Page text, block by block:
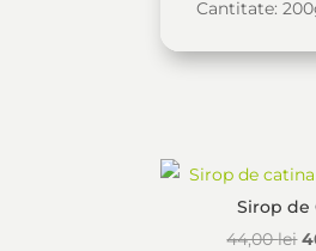
Cantitate:
Sirop de
44,00lei